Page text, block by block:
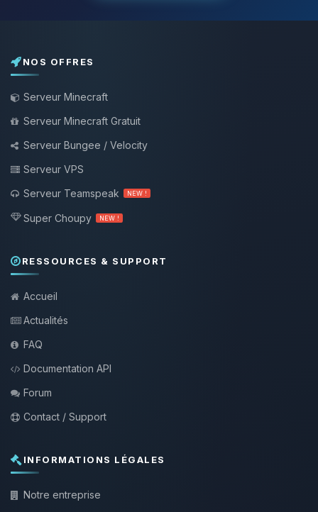
NOS OFFRES
Serveur Minecraft
Serveur Minecraft Gratuit
Serveur Bungee / Velocity
Serveur VPS
Serveur Teamspeak
NEW !
Super Choupy NEW !
RESSOURCES & SUPPORT
Accueil
Actualités
FAQ
Documentation API
Forum
Contact / Support
INFORMATIONS LÉGALES
Notre entreprise